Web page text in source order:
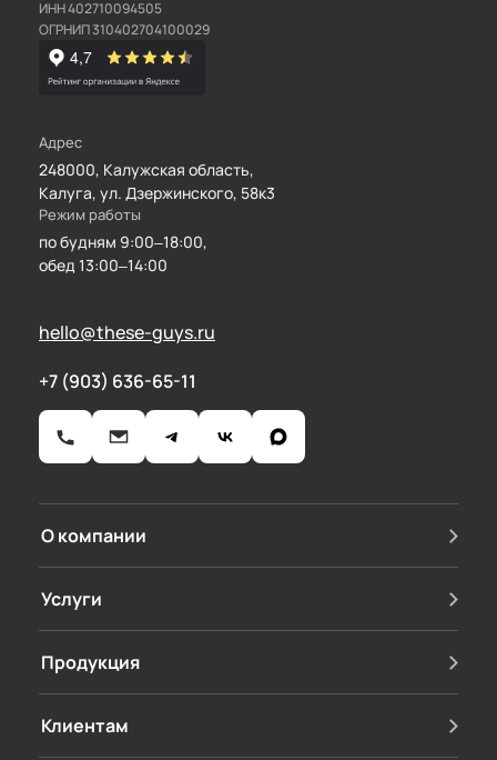
ИНН 402710094505
ОГРНИП 310402704100029
Адрес
248000, Калужская область,
Калуга, ул. Дзержинского, 58к3
Режим работы
по будням 9:00–18:00,
обед 13:00–14:00
hello@these-guys.ru
+7 (903) 636-65-11
О компании
Услуги
Продукция
Клиентам